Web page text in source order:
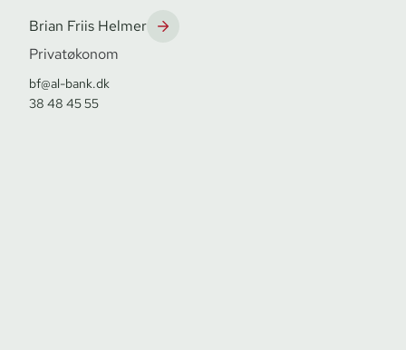
Brian Friis Helmer
Privatøkonom
bf@al-bank.dk
38 48 45 55